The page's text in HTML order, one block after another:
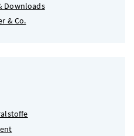
Downloads
& Co.